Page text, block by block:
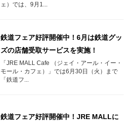
ェ）では、9月1...
鉄道フェア好評開催中！6月は鉄道グッ
ズの店舗受取サービスを実施！
「JRE MALL Cafe （ジェイ・アール・イー・
モール・カフェ）」では6月30日（火）まで
「鉄道フ...
鉄道フェア好評開催中！JRE MALLに